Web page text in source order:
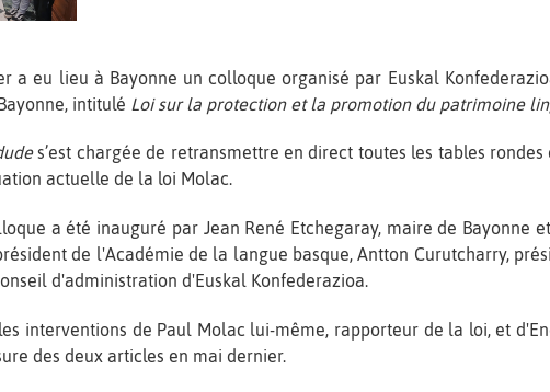
a eu lieu à Bayonne un colloque organisé par Euskal
intitulé Loi sur la protection et la promotion du patrimoine
s’est chargée de retransmettre en direct toutes les tables
actuelle de la loi Molac.
a été inauguré par Jean René Etchegaray, maire de Bayonne
de l'Académie de la langue basque, Antton Curutcharry,
d'administration d'Euskal Konfederazioa.
interventions de Paul Molac lui-même, rapporteur de la loi, et
des deux articles en mai dernier.